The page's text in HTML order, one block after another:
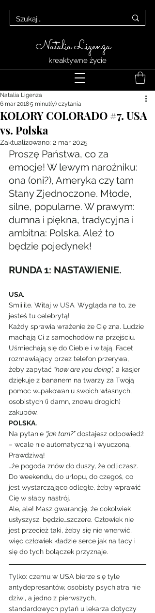
Natalia Ligenza
kreaktywne życie
KOLORY COLORADO #7. USA
vs. Polska
Natalia Ligenza
6 mar 20185 minut(y) czytania
Zaktualizowano: 2 mar 2025
Proszę Państwa, co za
emocje! W lewym narożniku:
ona (oni?), Ameryka czy tam
Stany Zjednoczone. Młode,
silne, popularne. W prawym:
dumna i piękna, tradycyjna i
ambitna: Polska. Ależ to
będzie pojedynek!
RUNDA 1: NASTAWIENIE.
USA.
Smiiiile. Witaj w USA. Wygląda na to, że
jesteś tu celebrytą!
Każdy sprawia wrażenie że Cię zna. Ludzie
machają Ci z samochodów na przejściu.
Uśmiechają się do Ciebie i witają. Facet
rozmawiający przez telefon przerywa,
żeby zapytać “how are you doing”, a kasjer
dziękuje z bananem na twarzy za Twoją
pomoc w…pakowaniu swoich własnych,
osobistych (i damn, znowu drogich)
zakupów.
POLSKA.
Na pytanie “jak tam?” dostajesz odpowiedź
– wcale nie automatyczną i wyuczoną.
Prawdziwą!
…że pogoda znów do duszy, że odliczasz.
Do weekendu, do urlopu, do czegoś, co
jest wystarczająco odległe, żeby wprawić
Cię w słaby nastrój.
Ale, ale! Masz gwarancję, że cokolwiek
usłyszysz, będzie…szczere. Człowiek nie
jest przecież taki, żeby się nie wnerwić,
więc człowiek kładzie serce jak na tacy i
się do tych bolączek przyznaje.
Tylko: czemu w USA bierze się tyle
antydepresantów, osobisty psychiatra nie
dziwi, a jedno z pierwszych,
standardowych pytań u lekarza dotyczy